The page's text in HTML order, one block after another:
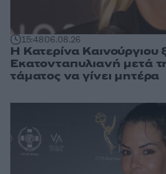
15:4806.08.26
Η Κατερίνα
Εκατονταπυλιανή μετά
τάματος να γίνει μητέρα